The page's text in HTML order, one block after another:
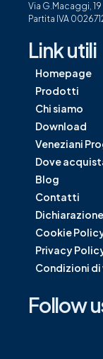
Via G.Macaggi, 19
Partita IVA
Link utili
Homepage
Prodotti
Chi siamo
Download
Veneziani
Dove
Blog
Contatti
Cookie
Privacy
Condizioni
Follow